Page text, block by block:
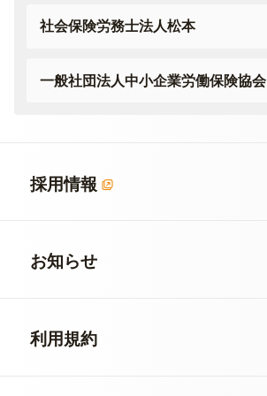
社会保険労務士法人松本
一般社団法人中小企業労働保険協会
採用情報
お知らせ
利用規約